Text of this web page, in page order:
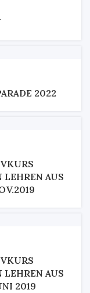
2022
AUS
AUS
2019